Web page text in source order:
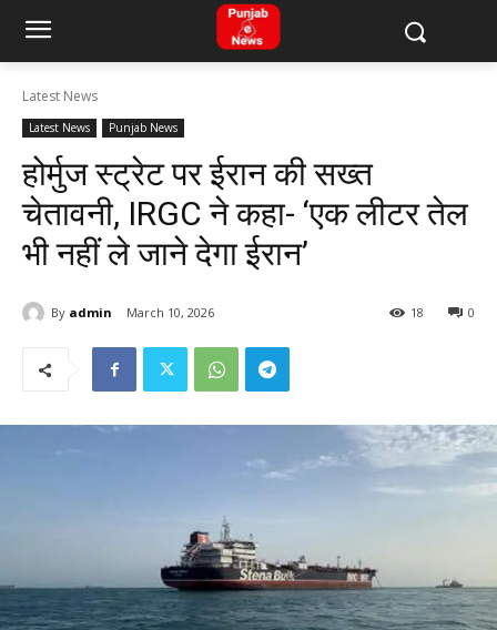
Latest News
Latest News Punjab News
होर्मुज स्ट्रेट पर ईरान की सख्त
चेतावनी, IRGC ने कहा- ‘एक लीटर तेल
भी नहीं ले जाने देगा ईरान’
By admin March 10, 2026 0
18